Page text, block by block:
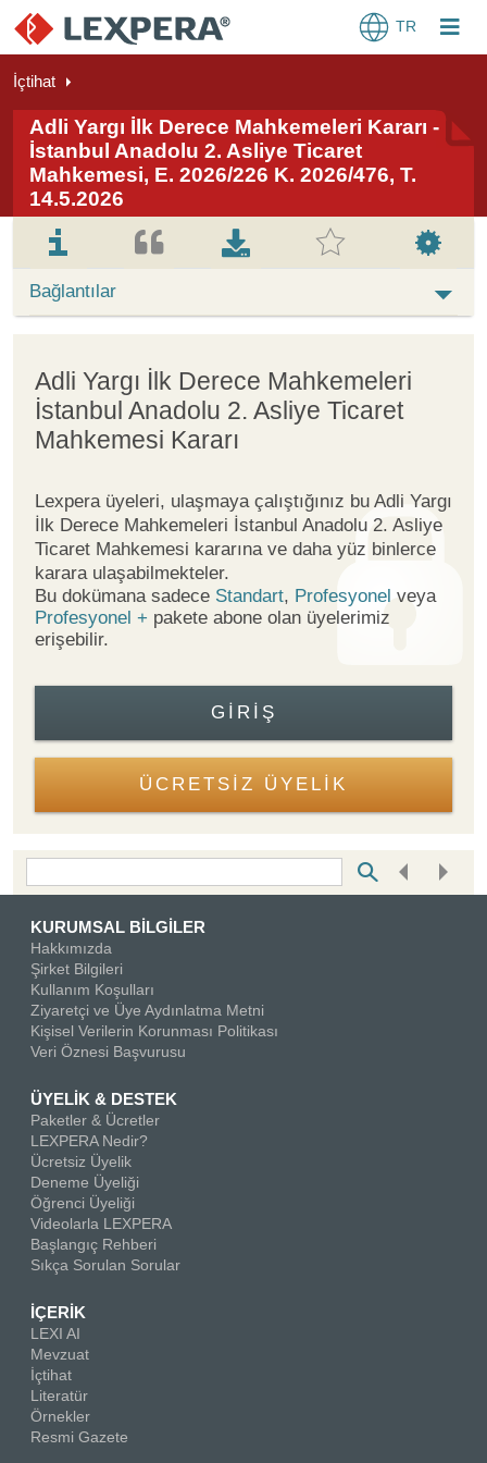
TR
İçtihat
Adli Yargı İlk Derece Mahkemeleri Kararı -
İstanbul Anadolu 2. Asliye Ticaret
Mahkemesi, E. 2026/226 K. 2026/476, T.
14.5.2026
Bağlantılar
Adli Yargı İlk Derece Mahkemeleri
İstanbul Anadolu 2. Asliye Ticaret
Mahkemesi Kararı
Lexpera üyeleri, ulaşmaya çalıştığınız bu Adli Yargı
İlk Derece Mahkemeleri İstanbul Anadolu 2. Asliye
Ticaret Mahkemesi kararına ve daha yüz binlerce
karara ulaşabilmekteler.
Bu dokümana sadece Standart, Profesyonel veya
Profesyonel + pakete abone olan üyelerimiz
erişebilir.
GIRIŞ
ÜCRETSİZ ÜYELİK
KURUMSAL BİLGİLER
Hakkımızda
Şirket Bilgileri
Kullanım Koşulları
Ziyaretçi ve Üye Aydınlatma Metni
Kişisel Verilerin Korunması Politikası
Veri Öznesi Başvurusu
ÜYELİK & DESTEK
Paketler & Ücretler
LEXPERA Nedir?
Ücretsiz Üyelik
Deneme Üyeliği
Öğrenci Üyeliği
Videolarla LEXPERA
Başlangıç Rehberi
Sıkça Sorulan Sorular
İÇERİK
LEXI AI
Mevzuat
İçtihat
Literatür
Örnekler
Resmi Gazete